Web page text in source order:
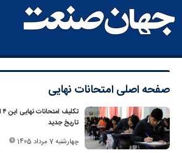
صفحه اصلیامتحانات نهایی
تاریخ جدید
چهارشنبه 7 مرداد 1405